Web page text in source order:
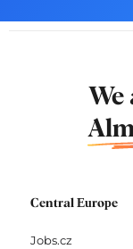
We
Central Europe
Jobs.cz